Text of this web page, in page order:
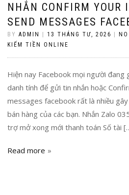
NHẮN CONFIRM YOUR
SEND MESSAGES
BY ADMIN | 13 THÁNG TƯ, 2026 |
KIẾM TIỀN ONLINE
Hiện nay Facebook mọi người đang
danh tính để gửi tin nhắn hoặc
messages facebook rất là nhiều
bán hàng của các bạn. Nhắn Zalo
trợ mở xong mới thanh toán Số tài
Read more